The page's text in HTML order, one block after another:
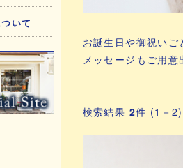
いて
お誕生日や御祝いご
メッセージもご用意
検索結果 2件 (1－2)